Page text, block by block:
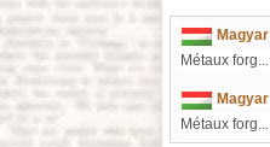
Magyar
Métaux forg...
Magyar
Métaux forg...